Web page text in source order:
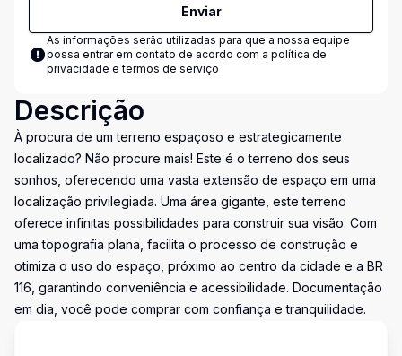
Enviar
As informações serão utilizadas para que a nossa equipe
possa entrar em contato de acordo com a política de
privacidade e termos de serviço
Descrição
À procura de um terreno espaçoso e estrategicamente
localizado? Não procure mais! Este é o terreno dos seus
sonhos, oferecendo uma vasta extensão de espaço em uma
localização privilegiada. Uma área gigante, este terreno
oferece infinitas possibilidades para construir sua visão. Com
uma topografia plana, facilita o processo de construção e
otimiza o uso do espaço, próximo ao centro da cidade e a BR
116, garantindo conveniência e acessibilidade. Documentação
em dia, você pode comprar com confiança e tranquilidade.